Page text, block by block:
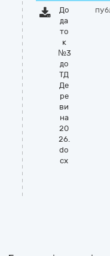
До
да
то
к
№3
до
ТД
Де
ре
ви
на
20
26.
do
cx